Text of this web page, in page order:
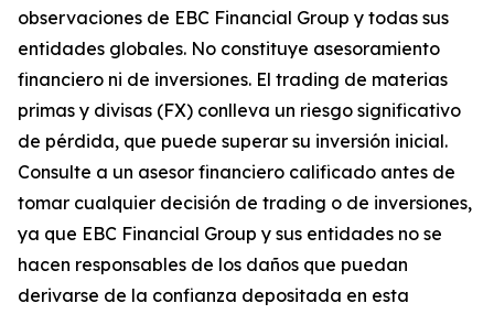
observaciones de EBC Financial Group y todas sus
entidades globales. No constituye asesoramiento
financiero ni de inversiones. El trading de materias
primas y divisas (FX) conlleva un riesgo significativo
de pérdida, que puede superar su inversión inicial.
Consulte a un asesor financiero calificado antes de
tomar cualquier decisión de trading o de inversiones,
ya que EBC Financial Group y sus entidades no se
hacen responsables de los daños que puedan
derivarse de la confianza depositada en esta